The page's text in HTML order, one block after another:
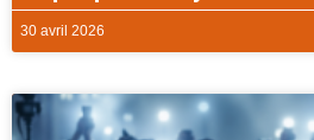
30 avril 2026